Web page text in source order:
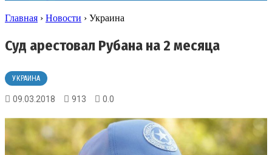
Главная › Новости › Украина
Суд арестовал Рубана на 2 месяца
УКРАИНА
09.03.2018 913 0.0